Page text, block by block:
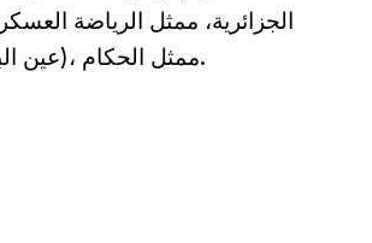
الجزائرية، ممثل الرياضة
مؤسسات التكوين الرياضي (STS دالي إبراهيم وINFS عين البنيان)، ممثل الحكام.